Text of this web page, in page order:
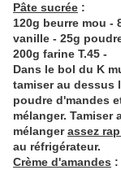
Pâte sucrée :
120g beurre mou -
vanille - 25g
200g farine T.45 -
Dans le bol du K
tamiser au dessus
poudre d'mandes
mélanger.
mélangerassez
au réfrigérateur.
Crème d'amandes :